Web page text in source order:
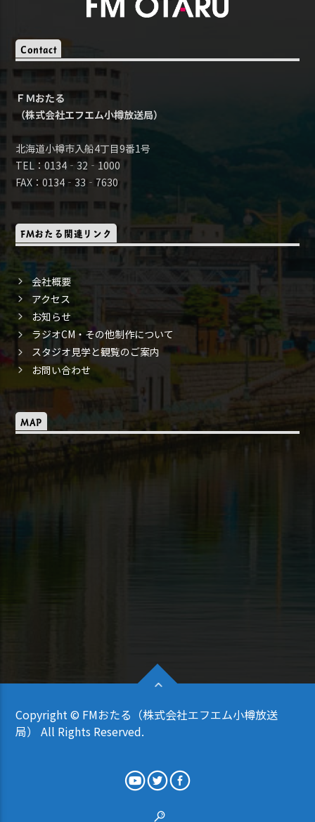
Contact
ＦＭおたる
（株式会社エフエム小樽放送局）
北海道小樽市入船4丁目9番1号
TEL：0134‐32‐1000
FAX：0134‐33‐7630
FMおたる関連リンク
会社概要
アクセス
お知らせ
ラジオCM・その他制作について
スタジオ見学と観覧のご案内
お問い合わせ
MAP
Copyright © FMおたる（株式会社エフエム小樽放送
局） All Rights Reserved.